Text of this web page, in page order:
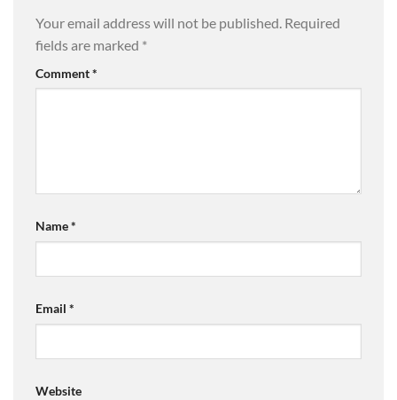
Your email address will not be published. Required
fields are marked *
Comment*
Name*
Email *
Website